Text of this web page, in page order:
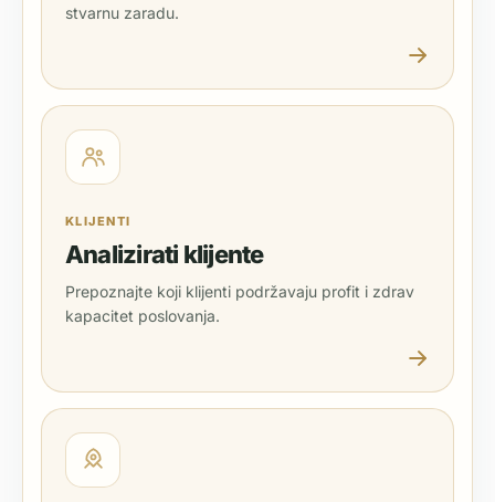
stvarnu zaradu.
KLIJENTI
Analizirati klijente
Prepoznajte koji klijenti podržavaju profit i zdrav
kapacitet poslovanja.